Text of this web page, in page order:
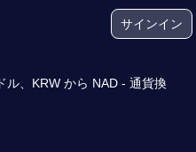
サインイン
ル、KRW から NAD - 通貨換